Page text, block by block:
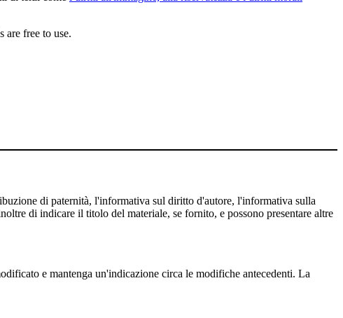
are free to use.
di paternità, l'informativa sul diritto d'autore, l'informativa sulla
di indicare il titolo del materiale, se fornito, e possono presentare altre
e mantenga un'indicazione circa le modifiche antecedenti. La